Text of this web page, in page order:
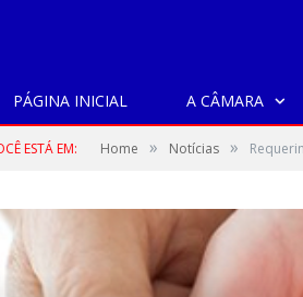
PÁGINA INICIAL A CÂMARA
ESTÁ EM: Home » Notícias »